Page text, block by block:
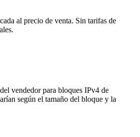
al precio de venta. Sin tarifas de
vendedor para bloques IPv4 de
según el tamaño del bloque y la